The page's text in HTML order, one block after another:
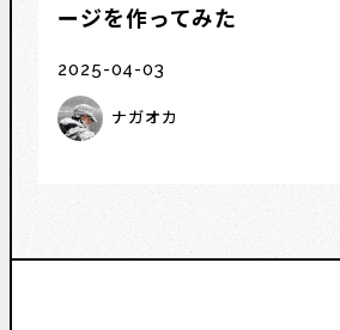
ージを作ってみた
2025-04-03
ナガオカ